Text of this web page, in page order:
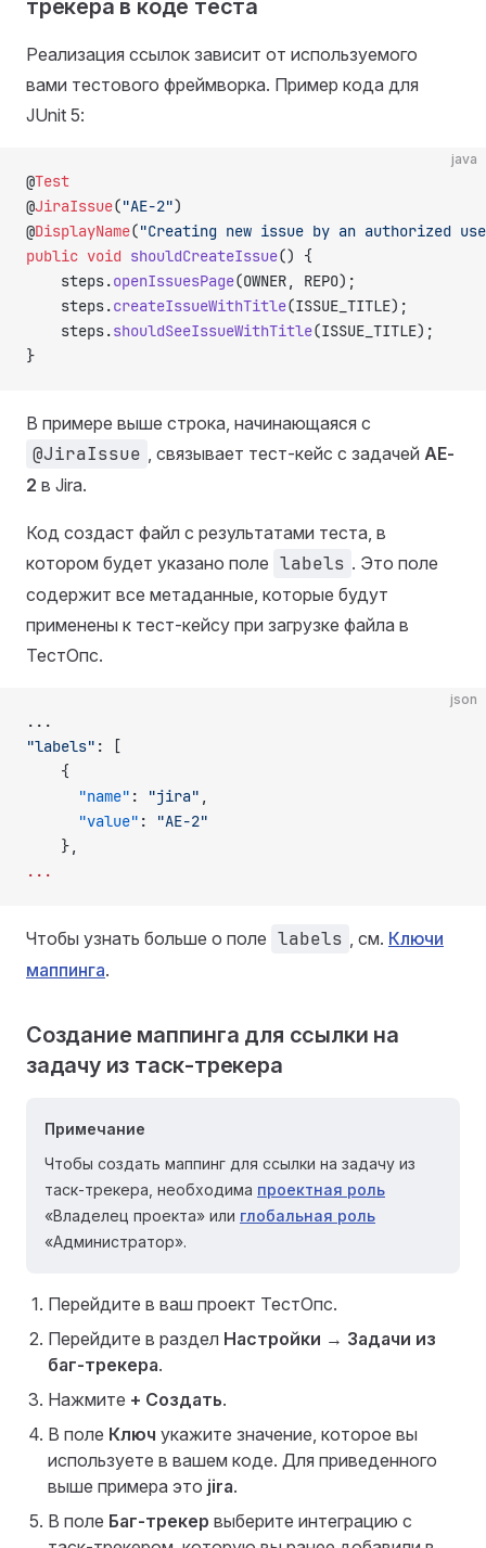
трекера в коде теста
Реализация ссылок зависит от используемого
вами тестового фреймворка. Пример кода для
JUnit 5:
java
@Test
@JiraIssue("AE-2")
@DisplayName("Creating new issue by an authorized
public void shouldCreateIssue() {
    steps.
openIssuesPage(OWNER, REPO);
    steps.
createIssueWithTitle(ISSUE_TITLE);
    steps.
shouldSeeIssueWithTitle(ISSUE_TITLE);
}
В примере выше строка, начинающаяся с
@JiraIssue , связывает тест-кейс с задачей AE-
2 в Jira.
Код создаст файл с результатами теста, в
котором будет указано поле labels . Это поле
содержит все метаданные, которые будут
применены к тест-кейсу при загрузке файла в
ТестОпс.
json
...
"labels" : [
    {
      "name"
: "jira" ,
      "value"
:
"AE-2"
    },
...
Чтобы узнать больше о поле labels , см. Ключи
маппинга.
Создание маппинга для ссылки на
задачу из таск-трекера
Примечание
Чтобы создать маппинг для ссылки на задачу из
таск-трекера, необходима проектная роль
«Владелец проекта» или глобальная роль
«Администратор».
Перейдите в ваш проект ТестОпс.
Перейдите в раздел Настройки → Задачи из
баг-трекера.
Нажмите + Создать.
В поле Ключ укажите значение, которое вы
используете в вашем коде. Для приведенного
выше примера это jira.
В поле Баг-трекер выберите интеграцию с